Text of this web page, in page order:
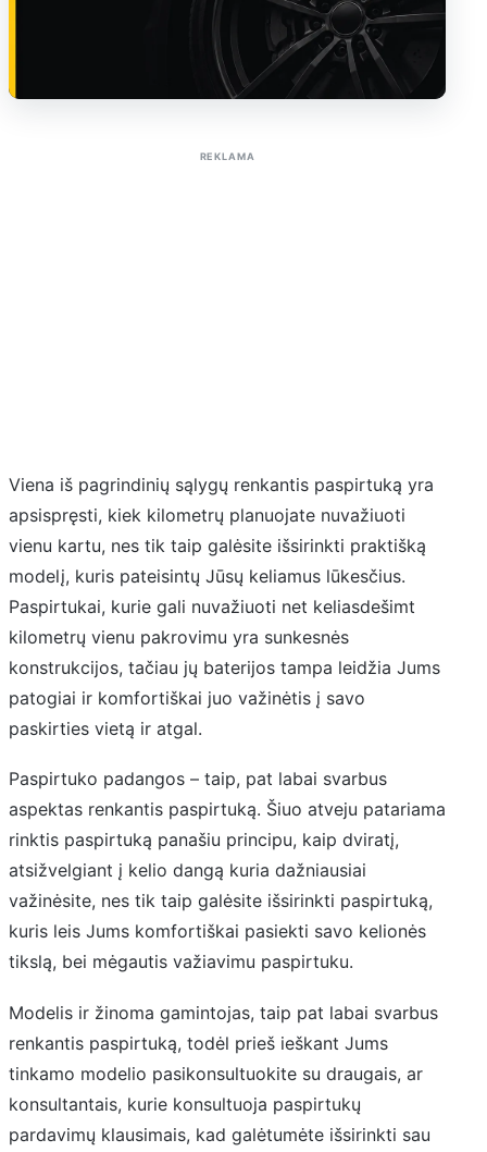
REKLAMA
Viena iš pagrindinių sąlygų renkantis paspirtuką yra
apsispręsti, kiek kilometrų planuojate nuvažiuoti
vienu kartu, nes tik taip galėsite išsirinkti praktišką
modelį, kuris pateisintų Jūsų keliamus lūkesčius.
Paspirtukai, kurie gali nuvažiuoti net keliasdešimt
kilometrų vienu pakrovimu yra sunkesnės
konstrukcijos, tačiau jų baterijos tampa leidžia Jums
patogiai ir komfortiškai juo važinėtis į savo
paskirties vietą ir atgal.
Paspirtuko padangos – taip, pat labai svarbus
aspektas renkantis paspirtuką. Šiuo atveju patariama
rinktis paspirtuką panašiu principu, kaip dviratį,
atsižvelgiant į kelio dangą kuria dažniausiai
važinėsite, nes tik taip galėsite išsirinkti paspirtuką,
kuris leis Jums komfortiškai pasiekti savo kelionės
tikslą, bei mėgautis važiavimu paspirtuku.
Modelis ir žinoma gamintojas, taip pat labai svarbus
renkantis paspirtuką, todėl prieš ieškant Jums
tinkamo modelio pasikonsultuokite su draugais, ar
konsultantais, kurie konsultuoja paspirtukų
pardavimų klausimais, kad galėtumėte išsirinkti sau